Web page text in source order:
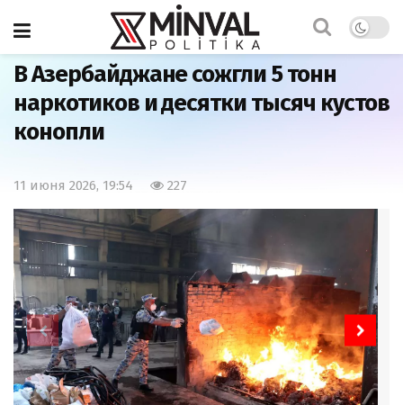
Главная Общество
В Азербайджане сожгли 5 тонн
наркотиков и десятки тысяч кустов
конопли
11 июня 2026, 19:54 227